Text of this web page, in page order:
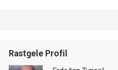
Rastgele Profil